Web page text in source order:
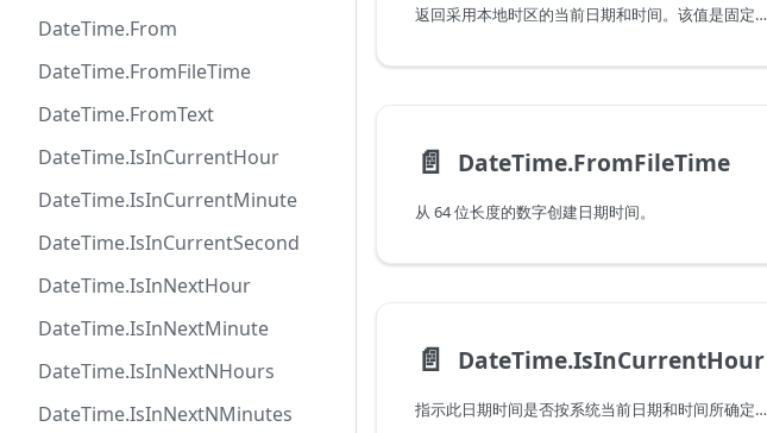
DateTime.From
DateTime.FromFileTime
DateTime.FromText
DateTime.IsInCurrentHour
DateTime.IsInCurrentMinute
DateTime.IsInCurrentSecond
DateTime.IsInNextHour
DateTime.IsInNextMinute
DateTime.IsInNextNHours
DateTime.IsInNextNMinutes
返回采用本地时区的当前日期和时间。该值是固定的，因此将不会随着连续调用而更改。
📄️ DateTime.FromFileTime
从 64 位长度的数字创建日期时间。
📄️ DateTime.IsInCurrentHour
指示此日期时间是否按系统当前日期和时间所确定的那样处于当前小时内。